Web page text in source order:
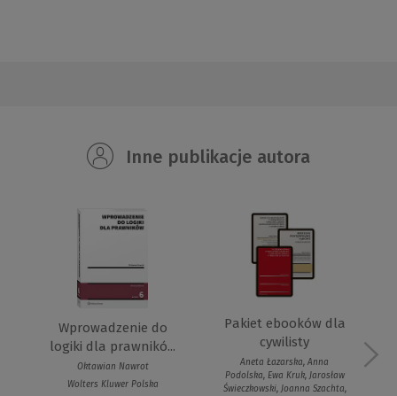
Inne publikacje autora
Wprowadzenie do
logiki dla prawnikó...
Oktawian Nawrot
Wolters Kluwer Polska
Pakiet ebooków dla
cywilisty
Aneta Łazarska, Anna
Podolska, Ewa Kruk, Jarosław
Świeczkowski, Joanna Szachta,